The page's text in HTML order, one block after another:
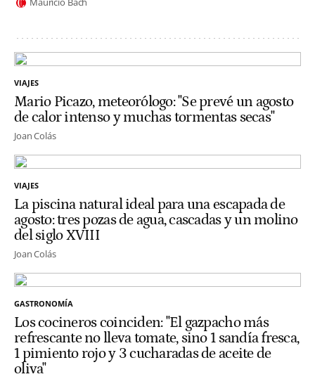
VIAJES
Mario Picazo, meteorólogo: "Se prevé un agosto
de calor intenso y muchas tormentas secas"
Joan Colás
VIAJES
La piscina natural ideal para una escapada de
agosto: tres pozas de agua, cascadas y un molino
del siglo XVIII
Joan Colás
GASTRONOMÍA
Los cocineros coinciden: "El gazpacho más
refrescante no lleva tomate, sino 1 sandía fresca,
1 pimiento rojo y 3 cucharadas de aceite de
oliva"